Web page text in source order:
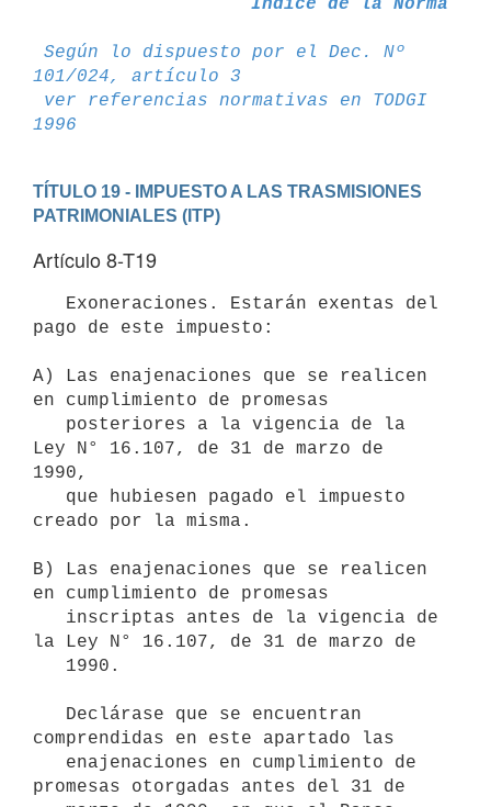
Según lo dispuesto por el Dec. Nº
101/024, artículo 3
ver referencias normativas en TODGI
1996
TÍTULO 19 - IMPUESTO A LAS TRASMISIONES
PATRIMONIALES (ITP)
Artículo 8-T19
pago de este impuesto:
A) Las enajenaciones que se realicen
en cumplimiento de promesas
Ley N° 16.107, de 31 de marzo de
1990,
creado por la misma.
B) Las enajenaciones que se realicen
en cumplimiento de promesas
la Ley N° 16.107, de 31 de marzo de
comprendidas en este apartado las
promesas otorgadas antes del 31 de